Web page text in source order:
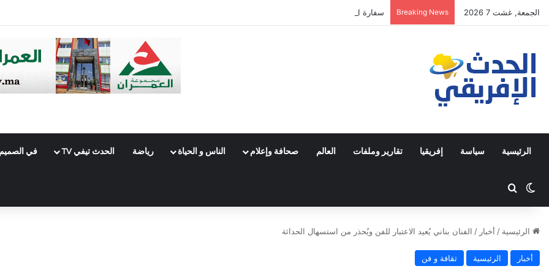
الجمعة, غشت 7 2026 Breaking News سفارة اليمن بالرباط تدين هجوماً حوثياً على معسكرات القوات المسلحة اليمنية وتكشف حصيلة أولية
الرئيسية سياسة إفريقيا تقارير وملفات العالم صحافة وإعلام الناس و الحياة رياضة الحدث تيفي TV في الصميم
Switch skin
ابحث عن
الرئيسية / أخبار / الفنان بناني يُعيد الاعتبار للفن ويُحذر من استسهال الحداثة
أخبار الرئيسية ثقافة و فن